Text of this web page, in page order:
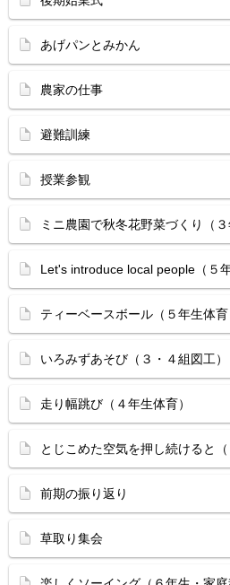
あげパンとみかん
農家の仕事
避難訓練
授業参観
ミニ農園で秋冬花野菜づくり（３
Let's introduce local people（５
ティーベースボール（５年生体育
いろみずあそび（３・４組図工）
走り幅跳び（４年生体育）
とじこめた空気を押し続けると（
前期の振り返り
草取り集会